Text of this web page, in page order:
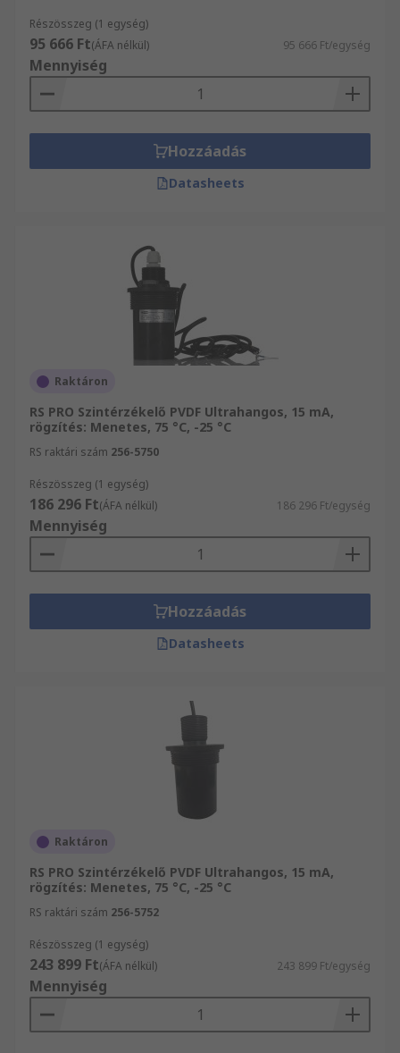
Részösszeg (1 egység)
95 666 Ft(ÁFA nélkül) 95 666 Ft/egység
Mennyiség
Hozzáadás
Datasheets
Raktáron
RS PRO Szintérzékelő PVDF Ultrahangos, 15 mA,
rögzítés: Menetes, 75 °C, -25 °C
RS raktári szám 256-5750
Részösszeg (1 egység)
186 296 Ft(ÁFA nélkül) 186 296 Ft/egység
Mennyiség
Hozzáadás
Datasheets
Raktáron
RS PRO Szintérzékelő PVDF Ultrahangos, 15 mA,
rögzítés: Menetes, 75 °C, -25 °C
RS raktári szám 256-5752
Részösszeg (1 egység)
243 899 Ft(ÁFA nélkül) 243 899 Ft/egység
Mennyiség